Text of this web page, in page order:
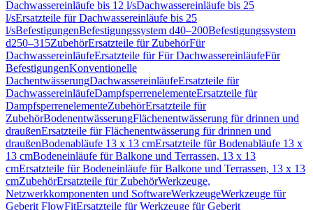
Dachwassereinläufe bis 12 l/sDachwassereinläufe bis 25
l/sErsatzteile für Dachwassereinläufe bis 25
l/sBefestigungenBefestigungssystem d40–200Befestigungssystem
d250–315ZubehörErsatzteile für ZubehörFür
DachwassereinläufeErsatzteile für Für DachwassereinläufeFür
BefestigungenKonventionelle
DachentwässerungDachwassereinläufeErsatzteile für
DachwassereinläufeDampfsperrenelementeErsatzteile für
DampfsperrenelementeZubehörErsatzteile für
ZubehörBodenentwässerungFlächenentwässerung für drinnen und
draußenErsatzteile für Flächenentwässerung für drinnen und
draußenBodenabläufe 13 x 13 cmErsatzteile für Bodenabläufe 13 x
13 cmBodeneinläufe für Balkone und Terrassen, 13 x 13
cmErsatzteile für Bodeneinläufe für Balkone und Terrassen, 13 x 13
cmZubehörErsatzteile für ZubehörWerkzeuge,
Netzwerkkomponenten und SoftwareWerkzeugeWerkzeuge für
Geberit FlowFitErsatzteile für Werkzeuge für Geberit